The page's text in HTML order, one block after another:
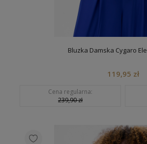
Bluzka Damska Cygaro
119,95 zł
Cena regularna:
239,90 zł